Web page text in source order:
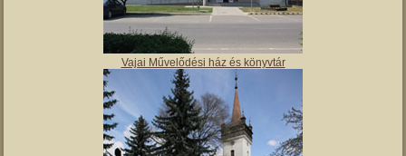
Vajai Művelődési ház és könyvtár